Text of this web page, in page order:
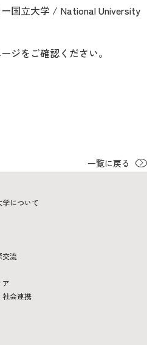
国立大学 / National University
ジをご確認ください。
一覧に戻る
学について
交流
ア
社会連携